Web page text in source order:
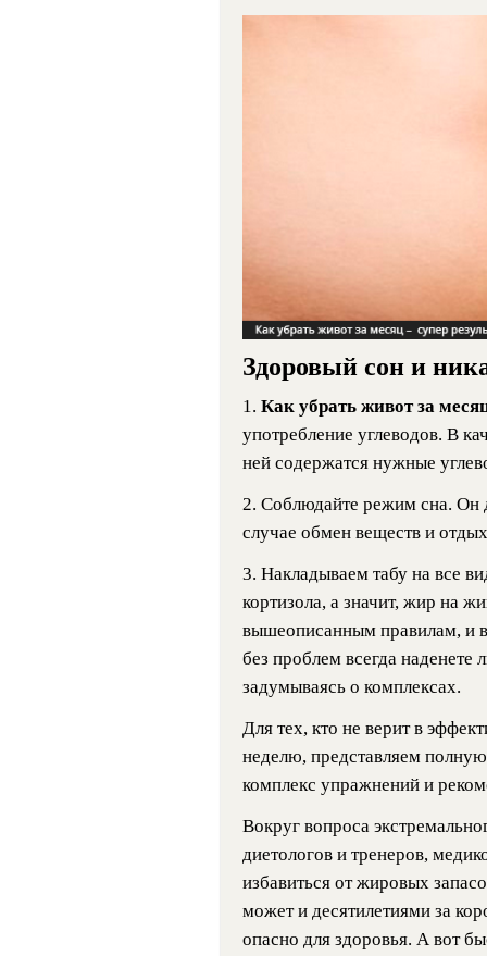
Здоровый сон и
1. Как убрать живот за
употребление углеводов. В
ней содержатся нужные
2. Соблюдайте режим сна. Он
случае обмен веществ и
3. Накладываем табу на все
кортизола, а значит, жир на
вышеописанным правилам, и
без проблем всегда
задумываясь о комплексах.
Для тех, кто не верит в
неделю, представляем
комплекс упражнений и
Вокруг вопроса
диетологов и тренеров,
избавиться от жировых
может и десятилетиями за
опасно для здоровья. А вот